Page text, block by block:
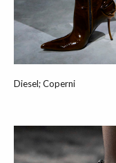
Diesel; Coperni